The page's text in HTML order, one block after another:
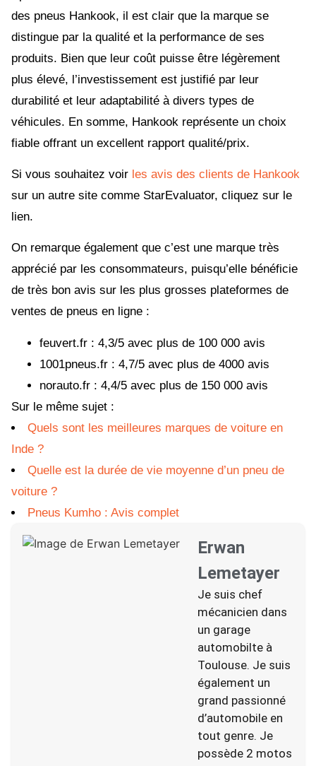
des pneus Hankook, il est clair que la marque se
distingue par la qualité et la performance de ses
produits. Bien que leur coût puisse être légèrement
plus élevé, l’investissement est justifié par leur
durabilité et leur adaptabilité à divers types de
véhicules. En somme, Hankook représente un choix
fiable offrant un excellent rapport qualité/prix.
Si vous souhaitez voir les avis des clients de Hankook
sur un autre site comme StarEvaluator, cliquez sur le
lien.
On remarque également que c’est une marque très
apprécié par les consommateurs, puisqu’elle bénéficie
de très bon avis sur les plus grosses plateformes de
ventes de pneus en ligne :
feuvert.fr : 4,3/5 avec plus de 100 000 avis
1001pneus.fr : 4,7/5 avec plus de 4000 avis
norauto.fr : 4,4/5 avec plus de 150 000 avis
Sur le même sujet :
Quels sont les meilleures marques de voiture en
Inde ?
Quelle est la durée de vie moyenne d’un pneu de
voiture ?
Pneus Kumho : Avis complet
Erwan
Lemetayer
Je suis chef
mécanicien dans
un garage
automobilte à
Toulouse. Je suis
également un
grand passionné
d’automobile en
tout genre. Je
possède 2 motos